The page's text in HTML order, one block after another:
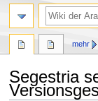
Segestria
mehr